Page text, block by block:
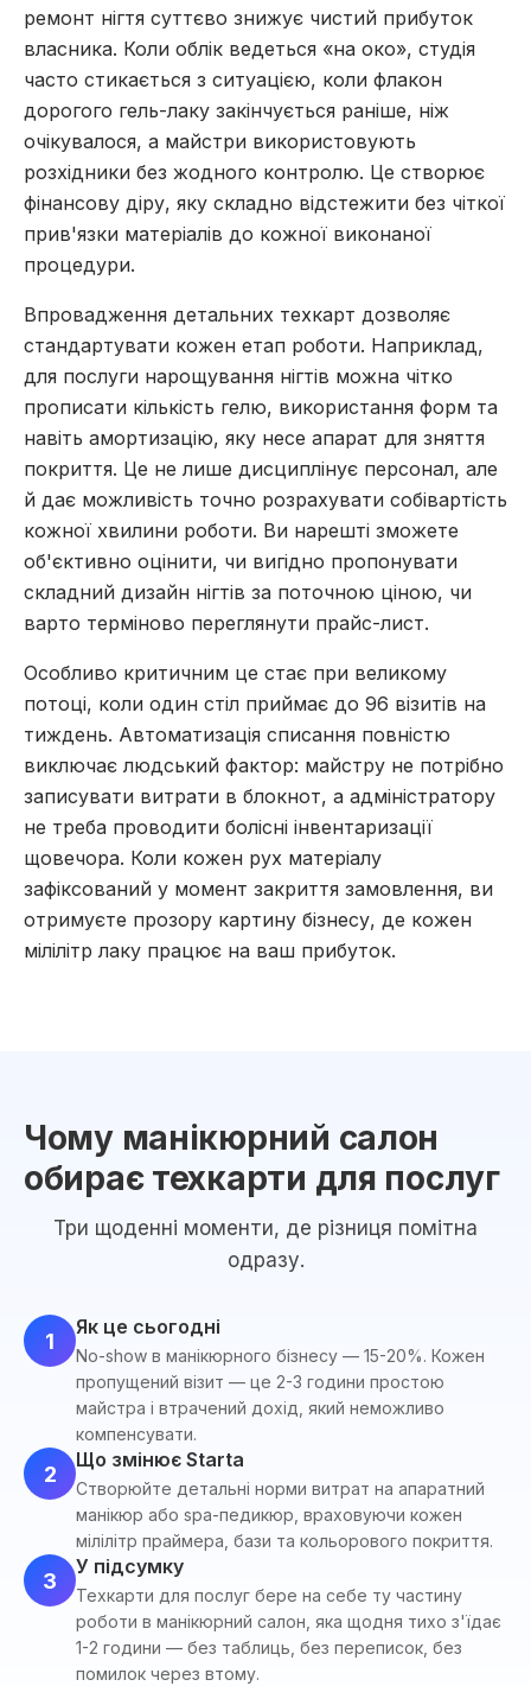
ремонт нігтя суттєво знижує чистий прибуток
власника. Коли облік ведеться «на око», студія
часто стикається з ситуацією, коли флакон
дорогого гель-лаку закінчується раніше, ніж
очікувалося, а майстри використовують
розхідники без жодного контролю. Це створює
фінансову діру, яку складно відстежити без чіткої
прив'язки матеріалів до кожної виконаної
процедури.
Впровадження детальних техкарт дозволяє
стандартувати кожен етап роботи. Наприклад,
для послуги нарощування нігтів можна чітко
прописати кількість гелю, використання форм та
навіть амортизацію, яку несе апарат для зняття
покриття. Це не лише дисциплінує персонал, але
й дає можливість точно розрахувати собівартість
кожної хвилини роботи. Ви нарешті зможете
об'єктивно оцінити, чи вигідно пропонувати
складний дизайн нігтів за поточною ціною, чи
варто терміново переглянути прайс-лист.
Особливо критичним це стає при великому
потоці, коли один стіл приймає до 96 візитів на
тиждень. Автоматизація списання повністю
виключає людський фактор: майстру не потрібно
записувати витрати в блокнот, а адміністратору
не треба проводити болісні інвентаризації
щовечора. Коли кожен рух матеріалу
зафіксований у момент закриття замовлення, ви
отримуєте прозору картину бізнесу, де кожен
мілілітр лаку працює на ваш прибуток.
Чому манікюрний салон
обирає техкарти для послуг
Три щоденні моменти, де різниця помітна
одразу.
1
Як це сьогодні
No-show в манікюрного бізнесу — 15-20%. Кожен
пропущений візит — це 2-3 години простою
майстра і втрачений дохід, який неможливо
компенсувати.
2
Що змінює Starta
Створюйте детальні норми витрат на апаратний
манікюр або spa-педикюр, враховуючи кожен
мілілітр праймера, бази та кольорового покриття.
3
У підсумку
Техкарти для послуг бере на себе ту частину
роботи в манікюрний салон, яка щодня тихо з'їдає
1-2 години — без таблиць, без переписок, без
помилок через втому.